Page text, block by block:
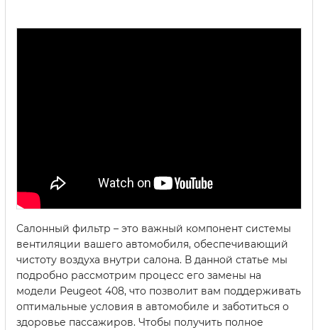
Салонный фильтр – это важный компонент системы
вентиляции вашего автомобиля, обеспечивающий
чистоту воздуха внутри салона. В данной статье мы
подробно рассмотрим процесс его замены на
модели Peugeot 408, что позволит вам поддерживать
оптимальные условия в автомобиле и заботиться о
здоровье пассажиров. Чтобы получить полное